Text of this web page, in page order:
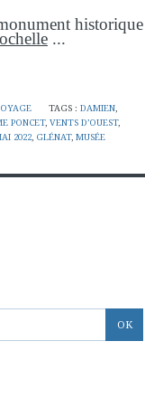
historique
...
TAGS :DAMIEN,
PONCET, VENTS D’OUEST,
2022, GLÉNAT, MUSÉE